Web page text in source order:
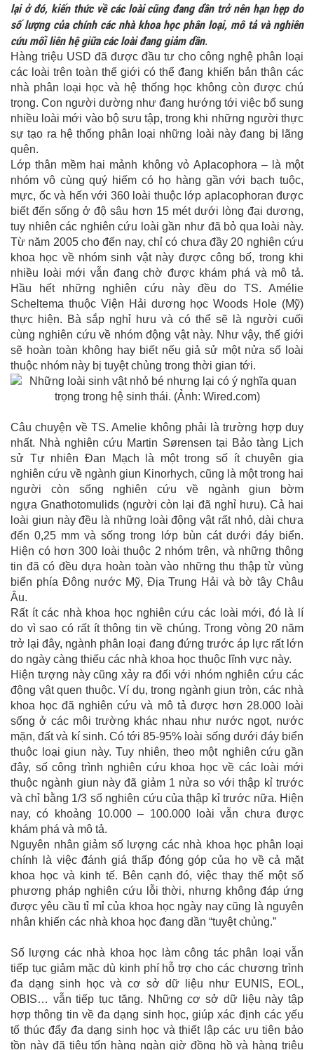
lại ở đó, kiến thức về các loài cũng đang dần trở nên hạn hẹp do
số lượng của chính các nhà khoa học phân loại, mô tả và nghiên
cứu mối liên hệ giữa các loài đang giảm dần.
Hàng triệu USD đã được đầu tư cho công nghệ phân loại
các loài trên toàn thế giới có thể đang khiến bản thân các
nhà phân loại học và hệ thống học không còn được chú
trọng. Con người dường như đang hướng tới việc bổ sung
nhiều loài mới vào bộ sưu tập, trong khi những người thực
sự tạo ra hệ thống phân loại những loài này đang bị lãng
quên.
Lớp thân mềm hai mảnh không vỏ Aplacophora – là một
nhóm vô cùng quý hiếm có họ hàng gần với bạch tuộc,
mực, ốc và hến với 360 loài thuộc lớp aplacophoran được
biết đến sống ở độ sâu hơn 15 mét dưới lòng đại dương,
tuy nhiên các nghiên cứu loài gần như đã bỏ qua loài này.
Từ năm 2005 cho đến nay, chỉ có chưa đầy 20 nghiên cứu
khoa học về nhóm sinh vật này được công bố, trong khi
nhiều loài mới vẫn đang chờ được khám phá và mô tả.
Hầu hết những nghiên cứu này đều do TS. Amélie
Scheltema thuộc Viện Hải dương học Woods Hole (Mỹ)
thực hiện. Bà sắp nghỉ hưu và có thể sẽ là người cuối
cùng nghiên cứu về nhóm động vật này. Như vậy, thế giới
sẽ hoàn toàn không hay biết nếu giả sử một nửa số loài
thuộc nhóm này bị tuyệt chủng trong thời gian tới.
Câu chuyện về TS. Amelie không phải là trường hợp duy
nhất. Nhà nghiên cứu Martin Sørensen tại Bảo tàng Lịch
sử Tự nhiên Đan Mạch là một trong số ít chuyên gia
nghiên cứu về ngành giun Kinorhych, cũng là một trong hai
người còn sống nghiên cứu về ngành giun bờm
ngựa Gnathotomulids (người còn lại đã nghỉ hưu). Cả hai
loài giun này đều là những loài động vật rất nhỏ, dài chưa
đến 0,25 mm và sống trong lớp bùn cát dưới đáy biển.
Hiện có hơn 300 loài thuộc 2 nhóm trên, và những thông
tin đã có đều dựa hoàn toàn vào những thu thập từ vùng
biển phía Đông nước Mỹ, Địa Trung Hải và bờ tây Châu
Âu.
Rất ít các nhà khoa học nghiên cứu các loài mới, đó là lí
do vì sao có rất ít thông tin về chúng. Trong vòng 20 năm
trở lại đây, ngành phân loại đang đứng trước áp lực rất lớn
do ngày càng thiếu các nhà khoa học thuộc lĩnh vực này.
Hiện tượng này cũng xảy ra đối với nhóm nghiên cứu các
động vật quen thuộc. Ví dụ, trong ngành giun tròn, các nhà
khoa học đã nghiên cứu và mô tả được hơn 28.000 loài
sống ở các môi trường khác nhau như nước ngọt, nước
mặn, đất và kí sinh. Có tới 85-95% loài sống dưới đáy biển
thuộc loại giun này. Tuy nhiên, theo một nghiên cứu gần
đây, số công trình nghiên cứu khoa học về các loài mới
thuộc ngành giun này đã giảm 1 nửa so với thập kỉ trước
và chỉ bằng 1/3 số nghiên cứu của thập kỉ trước nữa. Hiện
nay, có khoảng 10.000 – 100.000 loài vẫn chưa được
khám phá và mô tả.
Nguyên nhân giảm số lượng các nhà khoa học phân loại
chính là việc đánh giá thấp đóng góp của họ về cả mặt
khoa học và kinh tế. Bên cạnh đó, việc thay thế một số
phương pháp nghiên cứu lỗi thời, nhưng không đáp ứng
được yêu cầu tỉ mỉ của khoa học ngày nay cũng là nguyên
nhân khiến các nhà khoa học đang dần “tuyệt chủng.”
Số lượng các nhà khoa học làm công tác phân loại vẫn
tiếp tục giảm mặc dù kinh phí hỗ trợ cho các chương trình
đa dạng sinh học và cơ sở dữ liệu như EUNIS, EOL,
OBIS… vẫn tiếp tục tăng. Những cơ sở dữ liệu này tập
hợp thông tin về đa dạng sinh học, giúp xác định các yếu
tố thúc đẩy đa dạng sinh học và thiết lập các ưu tiên bảo
tồn này đã tiêu tốn hàng ngàn giờ đồng hồ và hàng triệu